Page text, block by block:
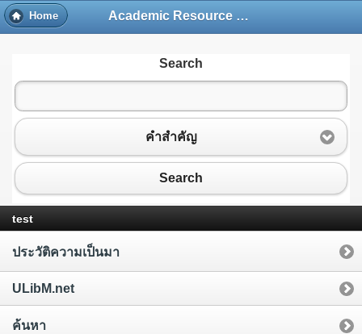
Home Academic Resource and Information Technology Center
Search
คำสำคัญ
Search
test
ประวัติความเป็นมา
ULibM.net
ค้นหา